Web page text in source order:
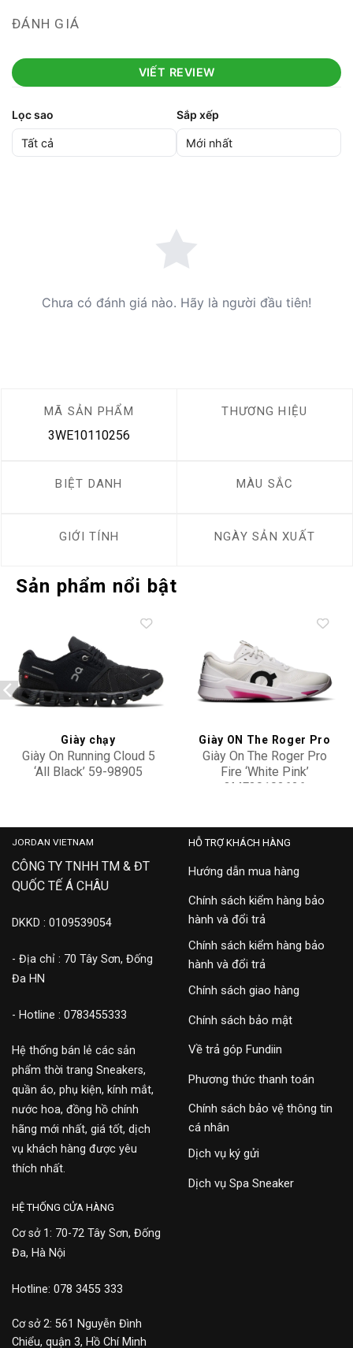
ĐÁNH GIÁ
VIẾT REVIEW
Lọc sao Sắp xếp
Chưa có đánh giá nào. Hãy là người đầu tiên!
MÃ SẢN PHẨM
3WE10110256
THƯƠNG HIỆU
BIỆT DANH MÀU SẮC
GIỚI TÍNH NGÀY SẢN XUẤT
Sản phẩm nổi bật
Add to
wishlist
Giày chạy
Giày On Running Cloud 5
‘All Black’ 59-98905
Add to
wishlist
Giày ON The Roger Pro
Giày On The Roger Pro
Fire ‘White Pink’
3MF30102626
JORDAN VIETNAM
CÔNG TY TNHH TM & ĐT
QUỐC TẾ Á CHÂU
DKKD : 0109539054
- Địa chỉ : 70 Tây Sơn, Đống
Đa HN
- Hotline : 0783455333
Hệ thống bán lẻ các sản
phẩm thời trang Sneakers,
quần áo, phụ kiện, kính mắt,
nước hoa, đồng hồ chính
hãng mới nhất, giá tốt, dịch
vụ khách hàng được yêu
thích nhất.
HỖ TRỢ KHÁCH HÀNG
Hướng dẫn mua hàng
Chính sách kiểm hàng bảo
hành và đổi trả
Chính sách kiểm hàng bảo
hành và đổi trả
Chính sách giao hàng
Chính sách bảo mật
Về trả góp Fundiin
Phương thức thanh toán
Chính sách bảo vệ thông tin
cá nhân
Dịch vụ ký gửi
Dịch vụ Spa Sneaker
HỆ THỐNG CỬA HÀNG
Cơ sở 1: 70-72 Tây Sơn, Đống
Đa, Hà Nội
Hotline: 078 3455 333
Cơ sở 2: 561 Nguyễn Đình
Chiểu, quận 3, Hồ Chí Minh